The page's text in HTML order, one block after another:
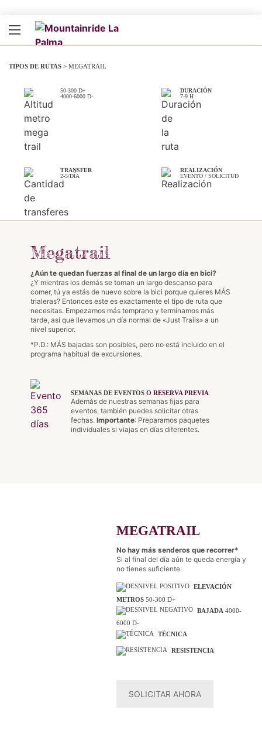
TIPOS DE RUTAS > MEGATRAIL
50-300 D+
4000-6000 D-
DURACIÓN
7-9 H
TRANSFER
2-5/DÍA
REALIZACIÓN
EVENTO / SOLICITUD
Megatrail
¿Aún te quedan fuerzas al final de un largo día en bici?
¿Y mientras los demás se toman un largo descanso para
comer, tú ya estás de nuevo sobre la bici porque quieres MÁS
trialeras? Entonces este es exactamente el tipo de ruta que
necesitas. Empezamos más temprano y terminamos más
tarde, así que llevamos un día normal de «Just Trails» a un
nivel superior.
*P.D.: MÁS bajadas son posibles, pero no está incluido en el
programa habitual de excursiones.
SEMANAS DE EVENTOSO RESERVA PREVIA
Además de nuestras semanas fijas para
eventos, también puedes solicitar otras
fechas. Importante: Preparamos paquetes
individuales si viajas en días diferentes.
MEGATRAIL
No hay más senderos que recorrer*
Si al final del día aún te queda energía y
no tienes suficiente.
ELEVACIÓN
METROS 50-300 D+
BAJADA 4000-
6000 D-
TÉCNICA
RESISTENCIA
SOLICITAR AHORA